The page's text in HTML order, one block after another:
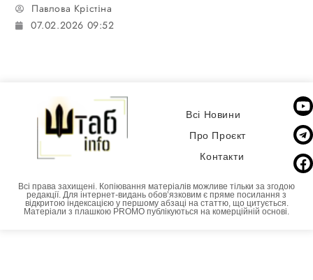
Павлова Крістіна
07.02.2026 09:52
Всі Новини
Про Проєкт
Контакти
Всі права захищені. Копіювання матеріалів можливе тільки за згодою
редакції. Для інтернет-видань обовʼязковим є пряме посилання з
відкритою індексацією у першому абзаці на статтю, що цитується.
Матеріали з плашкою PROMO публікуються на комерційній основі.